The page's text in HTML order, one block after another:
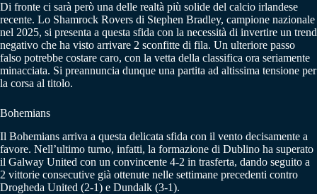
Di fronte ci sarà però una delle realtà più solide del calcio irlandese
recente. Lo Shamrock Rovers di Stephen Bradley, campione nazionale
nel 2025, si presenta a questa sfida con la necessità di invertire un trend
negativo che ha visto arrivare 2 sconfitte di fila. Un ulteriore passo
falso potrebbe costare caro, con la vetta della classifica ora seriamente
minacciata. Si preannuncia dunque una partita ad altissima tensione per
la corsa al titolo.
Bohemians
Il Bohemians arriva a questa delicata sfida con il vento decisamente a
favore. Nell’ultimo turno, infatti, la formazione di Dublino ha superato
il Galway United con un convincente 4-2 in trasferta, dando seguito a
2 vittorie consecutive già ottenute nelle settimane precedenti contro
Drogheda United (2-1) e Dundalk (3-1).